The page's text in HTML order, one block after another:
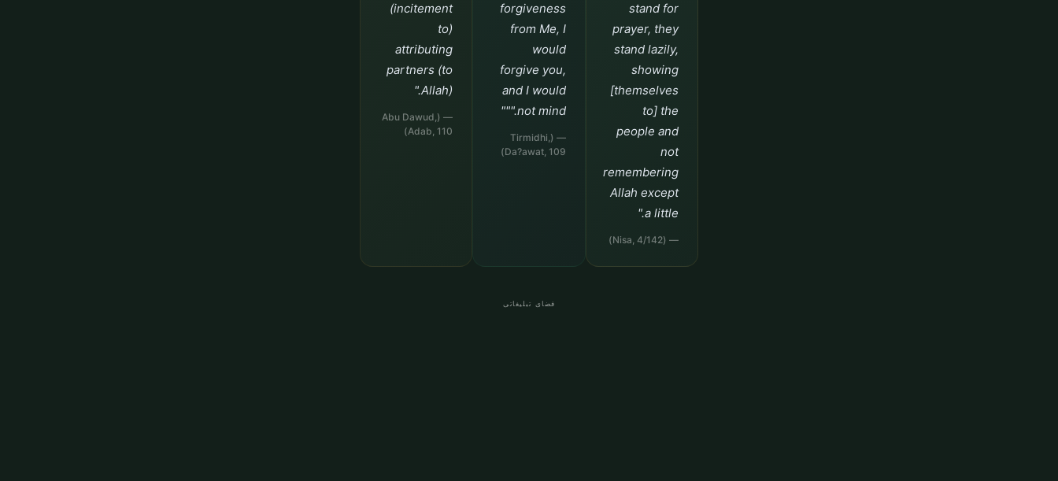
stand for
prayer, they
stand lazily,
showing
[themselves
to] the
people and
not
remembering
Allah except
a little."
— (Nisa, 4/142)
forgiveness
from Me, I
would
forgive you,
and I would
not mind."""
— (Tirmidhi,
Da?awat, 109)
(incitement
to)
attributing
partners (to
Allah)."
— (Abu Dawud,
Adab, 110)
فضای تبلیغاتی